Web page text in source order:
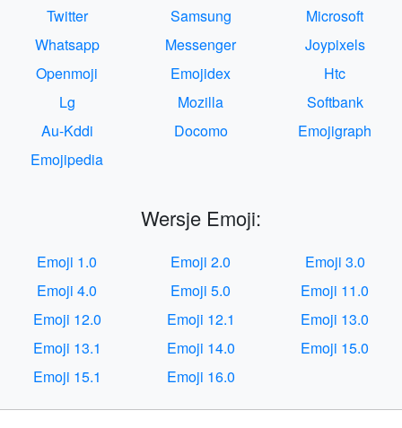
Twitter
Samsung
Microsoft
Whatsapp
Messenger
Joypixels
Openmoji
Emojidex
Htc
Lg
Mozilla
Softbank
Au-Kddi
Docomo
Emojigraph
Emojipedia
Wersje Emoji:
Emoji 1.0 Emoji 2.0
Emoji 3.0
Emoji 4.0
Emoji 5.0
Emoji 11.0
Emoji 12.0
Emoji 12.1
Emoji 13.0
Emoji 13.1
Emoji 14.0
Emoji 15.0
Emoji 15.1
Emoji 16.0